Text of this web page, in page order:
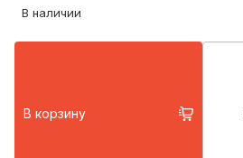
В наличии
В корзину